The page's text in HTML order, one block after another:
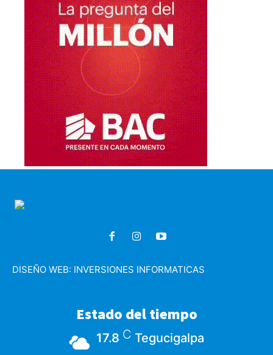
DISEÑO WEB: INVERSIONES INFORMATICAS
Estado del tiempo
17.8 C Tegucigalpa